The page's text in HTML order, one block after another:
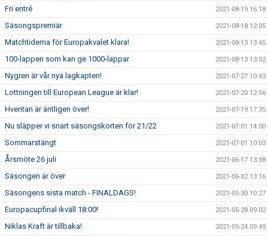
Fri entré 2021-08-19 16:18
Säsongspremiär 2021-08-18 12:05
Matchtiderna för Europakvalet klara! 2021-08-13 13:45
100-lappen som kan ge 1000-lappar 2021-08-13 13:02
Nygren är vår nya lagkapten! 2021-07-27 10:43
Lottningen till European League är klar! 2021-07-20 12:56
Hventan är äntligen över! 2021-07-19 17:35
Nu släpper vi snart säsongskorten för 21/22 2021-07-01 14:00
Sommarstängt 2021-07-01 10:03
Årsmöte 26 juli 2021-06-17 13:58
Säsongen är över 2021-06-02 13:16
Säsongens sista match - FINALDAGS! 2021-05-30 10:27
Europacupfinal ikväll 18:00! 2021-05-28 09:02
Niklas Kraft är tillbaka! 2021-05-24 09:49